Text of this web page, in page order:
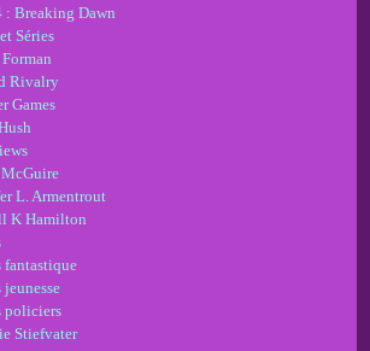
: Breaking Dawn
Séries
Rivalry
Games
McGuire
L. Armentrout
K Hamilton
fantastique
policiers
Stiefvater